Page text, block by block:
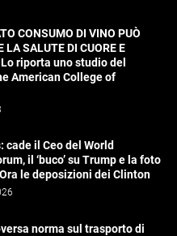
CONSUMO DI VINO PUÒ
LA SALUTE DI CUORE E
Lo riporta uno studio del
American College of
cade il Ceo del World
il ‘buco’ su Trump e la foto
le deposizioni dei Clinton
norma sul trasporto di